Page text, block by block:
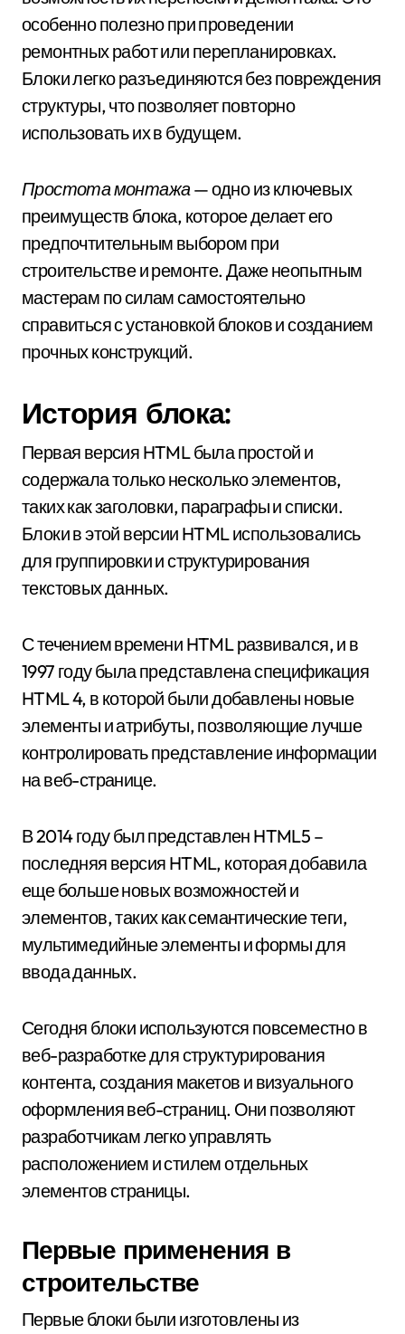
особенно полезно при проведении
ремонтных работ или перепланировках.
Блоки легко разъединяются без повреждения
структуры, что позволяет повторно
использовать их в будущем.
Простота монтажа— одно из ключевых
преимуществ блока, которое делает его
предпочтительным выбором при
строительстве и ремонте. Даже неопытным
мастерам по силам самостоятельно
справиться с установкой блоков и созданием
прочных конструкций.
История блока:
Первая версия HTML была простой и
содержала только несколько элементов,
таких как заголовки, параграфы и списки.
Блоки в этой версии HTML использовались
для группировки и структурирования
текстовых данных.
С течением времени HTML развивался, и в
1997 году была представлена спецификация
HTML 4, в которой были добавлены новые
элементы и атрибуты, позволяющие лучше
контролировать представление информации
на веб-странице.
В 2014 году был представлен HTML5 –
последняя версия HTML, которая добавила
еще больше новых возможностей и
элементов, таких как семантические теги,
мультимедийные элементы и формы для
ввода данных.
Сегодня блоки используются повсеместно в
веб-разработке для структурирования
контента, создания макетов и визуального
оформления веб-страниц. Они позволяют
разработчикам легко управлять
расположением и стилем отдельных
элементов страницы.
Первые применения в
строительстве
Первые блоки были изготовлены из